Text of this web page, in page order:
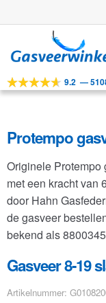
door
navigatie
naar
inhoud
Tools
Toepassingen
Klantenservice
FAQ
9.2 —
Protempo
Originele Protempo
met een kracht van
door Hahn
de gasveer
bekend als
Gasveer 8-19
Artikelnummer: